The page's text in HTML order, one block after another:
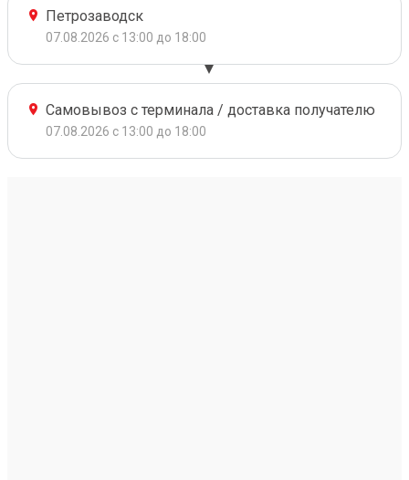
Петрозаводск
07.08.2026 с 13:00 до 18:00
Самовывоз с терминала / доставка получателю
07.08.2026 с 13:00 до 18:00